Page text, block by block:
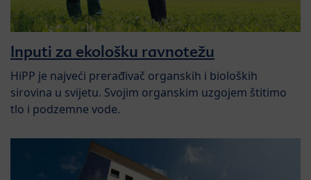
Inputi za ekološku ravnotežu
HiPP je najveći prerađivač organskih i bioloških
sirovina u svijetu. Svojim organskim uzgojem štitimo
tlo i podzemne vode.